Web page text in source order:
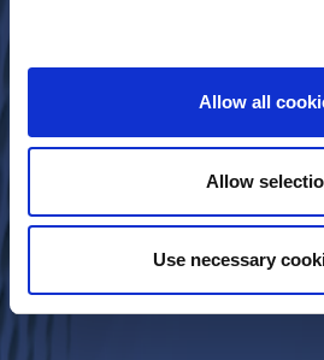
Allow all
Allow
Use necessary